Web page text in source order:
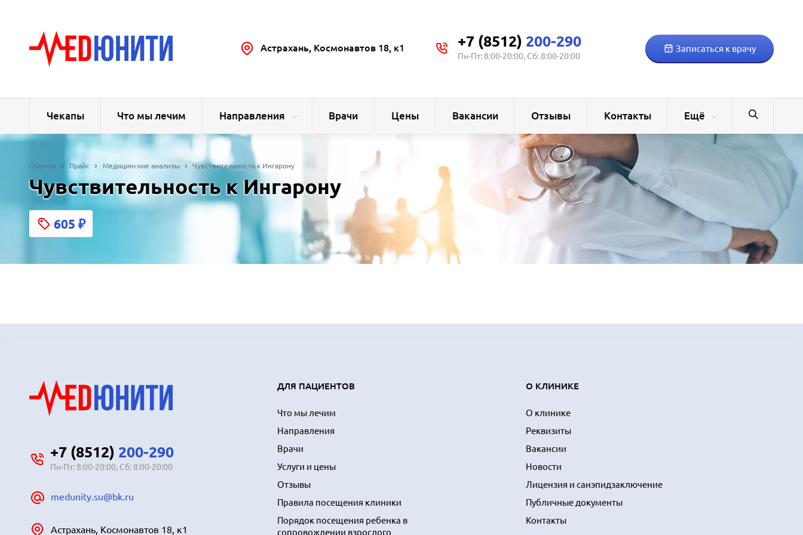
Астрахань, Космонавтов 18, к1 +7 (8512) 200-290
Пн-Пт: 8:00-20:00, Сб: 8:00-20:00
Записаться к врачу
Чекапы Что мы лечим Направления Врачи Цены Вакансии Отзывы Контакты Ещё
Главная Прайс Медицинские анализы Чувствительность к Ингарону
Чувствительность к Ингарону
605 ₽
+7 (8512) 200-290
Пн-Пт: 8:00-20:00, Сб: 8:00-20:00
medunity.su@bk.ru
Астрахань, Космонавтов 18, к1
ДЛЯ ПАЦИЕНТОВ
Что мы лечим
Направления
Врачи
Услуги и цены
Отзывы
Правила посещения клиники
Порядок посещения ребенка в
сопровождении взрослого
О КЛИНИКЕ
О клинике
Реквизиты
Вакансии
Новости
Лицензия и санэпидзаключение
Публичные документы
Контакты